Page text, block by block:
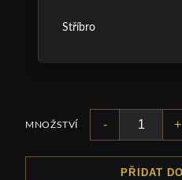
Stříbro
MNOŽSTVÍ - +
PŘIDAT